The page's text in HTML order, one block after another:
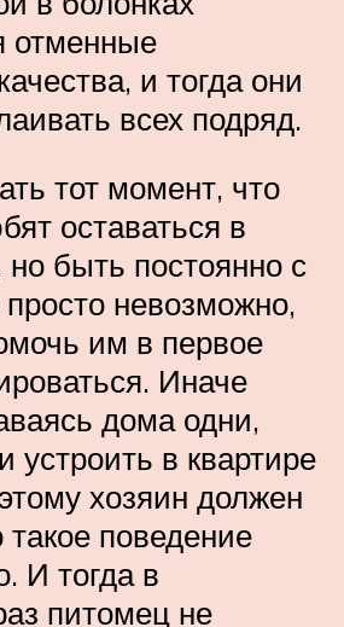
отменные
и тогда они
всех подряд.
тот момент, что
оставаться в
но быть постоянно с
невозможно,
им в первое
Иначе
дома одни,
устроить в квартире
хозяин должен
такое поведение
И тогда в
питомец не